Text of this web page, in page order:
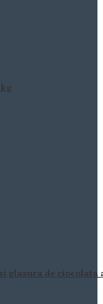
glazura de ciocolata